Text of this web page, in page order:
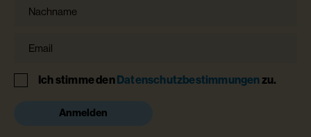
Hinweis
Ich stimme denDatenschutzbestimmungenzu.
Anmelden